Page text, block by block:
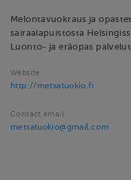
Melontavuokraus ja
sairaalapuistosta
Luonto- ja eräopas
Website
http://metsatuokio.fi
Contact email
metsatuokio@gmail.com